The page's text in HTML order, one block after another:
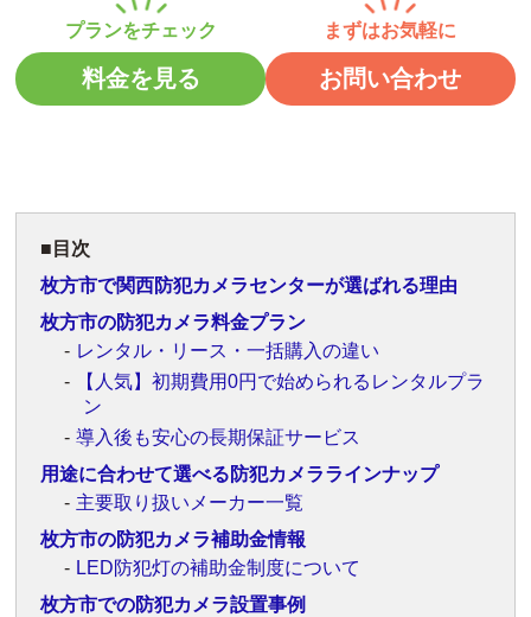
料金を見る お問い合わせ
目次
枚方市で関西防犯カメラセンターが選ばれる理由
枚方市の防犯カメラ料金プラン
レンタル・リース・一括購入の違い
【人気】初期費用0円で始められるレンタルプラ
ン
導入後も安心の長期保証サービス
用途に合わせて選べる防犯カメララインナップ
主要取り扱いメーカー一覧
枚方市の防犯カメラ補助金情報
LED防犯灯の補助金制度について
枚方市での防犯カメラ設置事例